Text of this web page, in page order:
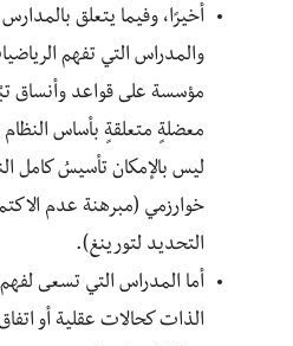
أخيرًا، وفيما يتعلق
والمدراس التي تفهم
مؤسسة على قواعد وأنساق
معضلةٍ متعلقةٍ بأساس
ليس بالإمكان تأسيسُ كامل
خوارزمي (مبرهنة عدم
التحديد لتورينغ).
أما المدراس التي تسعى
الذات كحالات عقلية أو